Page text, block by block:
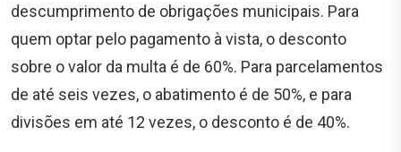
descumprimento de obrigações municipais. Para
quem optar pelo pagamento à vista, o desconto
sobre o valor da multa é de 60%. Para parcelamentos
de até seis vezes, o abatimento é de 50%, e para
divisões em até 12 vezes, o desconto é de 40%.